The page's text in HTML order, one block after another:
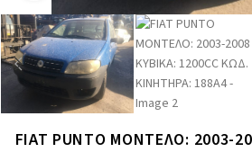
FIAT PUNTO ΜΟΝΤΕΛΟ: 2003-